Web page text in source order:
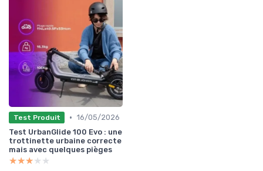
Test Produit • 16/05/2026
Test UrbanGlide 100 Evo : une
trottinette urbaine correcte
mais avec quelques pièges
★★★★★
★★★★★